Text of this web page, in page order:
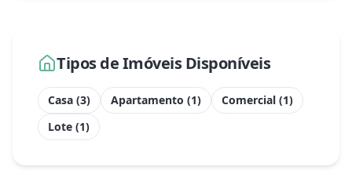
Tipos de Imóveis Disponíveis
Casa (3) Apartamento (1) Comercial (1)
Lote (1)